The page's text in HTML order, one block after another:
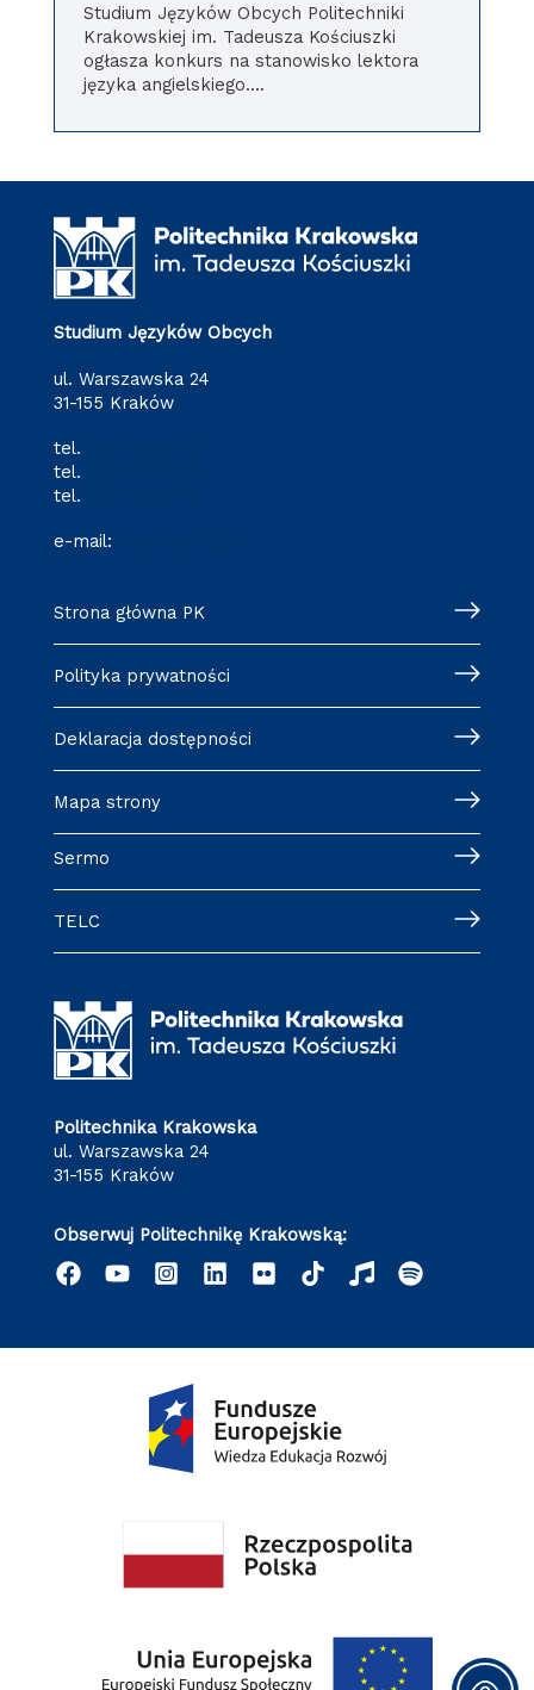
Studium Języków Obcych Politechniki
Krakowskiej im. Tadeusza Kościuszki
ogłasza konkurs na stanowisko lektora
języka angielskiego....
Studium Języków Obcych
ul. Warszawska 24
31-155 Kraków
tel.
tel.
tel.
e-mail:
Strona główna PK
Polityka prywatności
Deklaracja dostępności
Mapa strony
Sermo
TELC
Politechnika Krakowska
ul. Warszawska 24
31-155 Kraków
Obserwuj Politechnikę Krakowską: